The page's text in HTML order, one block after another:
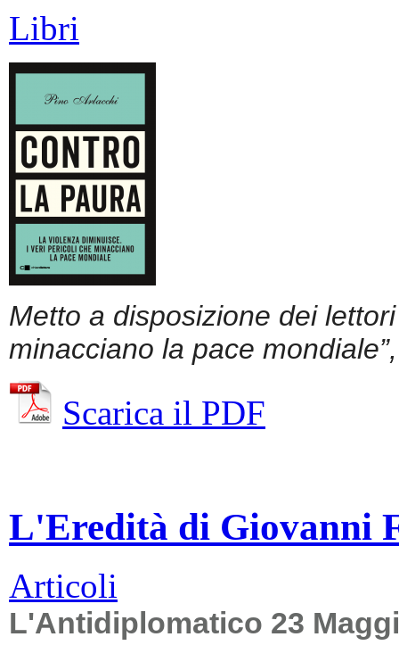
Libri
Metto a disposizione dei
minacciano la pace
Scarica il PDF
L'Eredità di Giovanni
Articoli
L'Antidiplomatico 23